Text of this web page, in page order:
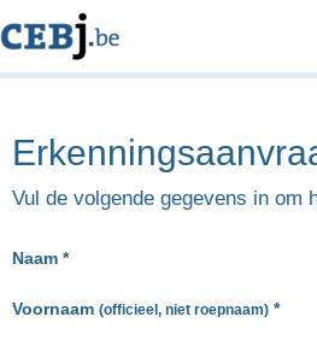
Vul de volgende gegevens in om
Naam *
Voornaam (officieel, niet roepnaam) *